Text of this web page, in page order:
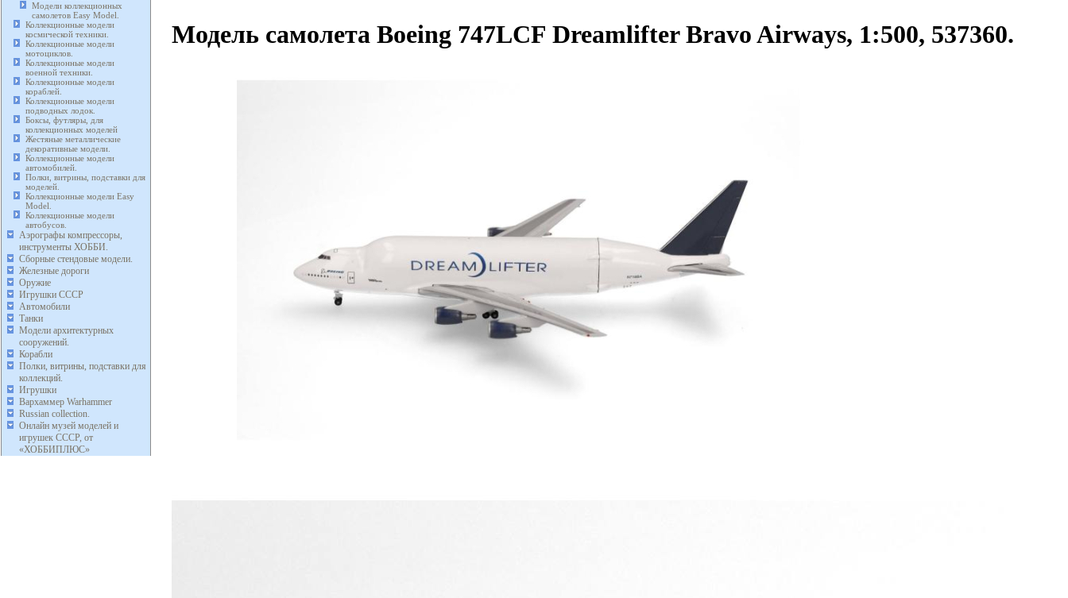
Модели коллекционных
самолетов Easy Model.
Коллекционные модели
космической техники.
Коллекционные модели
мотоциклов.
Коллекционные модели
военной техники.
Коллекционные модели
кораблей.
Коллекционные модели
подводных лодок.
Боксы, футляры, для
коллекционных моделей
Жестяные металлические
декоративные модели.
Коллекционные модели
автомобилей.
Полки, витрины, подставки для
моделей.
Коллекционные модели Easy
Model.
Коллекционные модели
автобусов.
Аэрографы компрессоры,
инструменты ХОББИ.
Сборные стендовые модели.
Железные дороги
Оружие
Игрушки СССР
Автомобили
Танки
Модели архитектурных
сооружений.
Корабли
Полки, витрины, подставки для
коллекций.
Игрушки
Вархаммер Warhammer
Russian collection.
Онлайн музей моделей и
игрушек СССР, от
«ХОББИПЛЮС»
Модель самолета Boeing 747LCF Dreamlifter Bravo Airways, 1:500, 537360.